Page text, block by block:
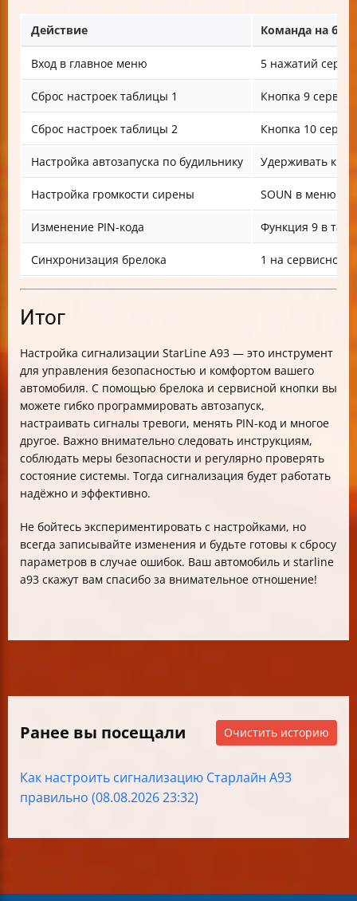
Действие Команда на
Вход в главное меню 5 нажатий
Сброс настроек таблицы 1 Кнопка 9
Сброс настроек таблицы 2 Кнопка 10
Настройка автозапуска по будильнику Удерживать
Настройка громкости сирены SOUN в меню +
Изменение PIN-кода Функция 9 в
Синхронизация брелока 1 на сервисной
Итог
Настройка сигнализации StarLine A93 — это инструмент
для управления безопасностью и комфортом вашего
автомобиля. С помощью брелока и сервисной кнопки вы
можете гибко программировать автозапуск,
настраивать сигналы тревоги, менять PIN-код и многое
другое. Важно внимательно следовать инструкциям,
соблюдать меры безопасности и регулярно проверять
состояние системы. Тогда сигнализация будет работать
надёжно и эффективно.
Не бойтесь экспериментировать с настройками, но
всегда записывайте изменения и будьте готовы к сбросу
параметров в случае ошибок. Ваш автомобиль и starline
a93 скажут вам спасибо за внимательное отношение!
Ранее вы посещали Очистить историю
Как настроить сигнализацию Старлайн А93
правильно (08.08.2026 23:32)